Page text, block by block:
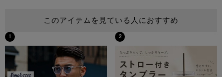
マッチするので、性別や年代問わず末永くお使いいただけま
す。
アウトドアやイベントなど場面を選ばずスタイリングのポイ
ントとして幅広く役立つアイテムを是非。 ※モデル画像は照
明などの影響により実際の商品と異なる場合がございます。
このアイテムを見ている人におすすめ
1 2